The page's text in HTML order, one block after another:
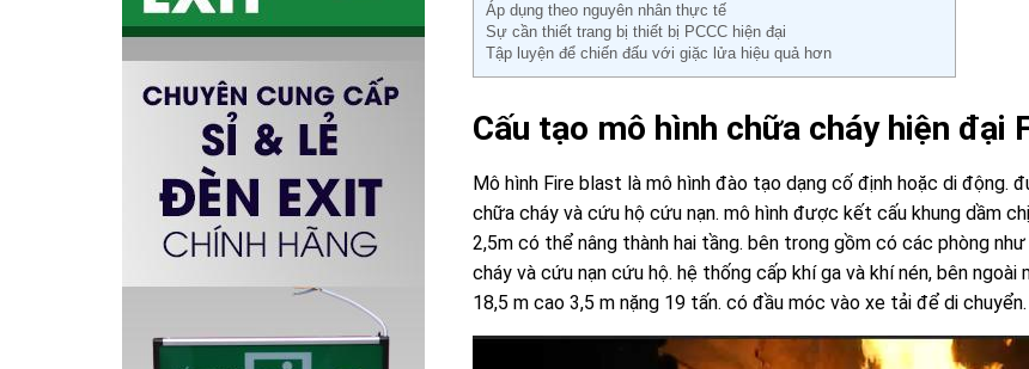
Áp dụng theo nguyên nhân thực tế
Sự cần thiết trang bị thiết bị PCCC hiện đại
Tập luyện để chiến đấu với giặc lửa hiệu quả hơn
Cấu tạo mô hình chữa cháy hiện đại
Mô hình Fire blast là mô hình đào tạo dạng cố định hoặc di động.
chữa cháy và cứu hộ cứu nạn. mô hình được kết cấu khung dầm
2,5m có thể nâng thành hai tầng. bên trong gồm có các phòng
cháy và cứu nạn cứu hộ. hệ thống cấp khí ga và khí nén, bên
18,5 m cao 3,5 m nặng 19 tấn. có đầu móc vào xe tải để di chuyển.